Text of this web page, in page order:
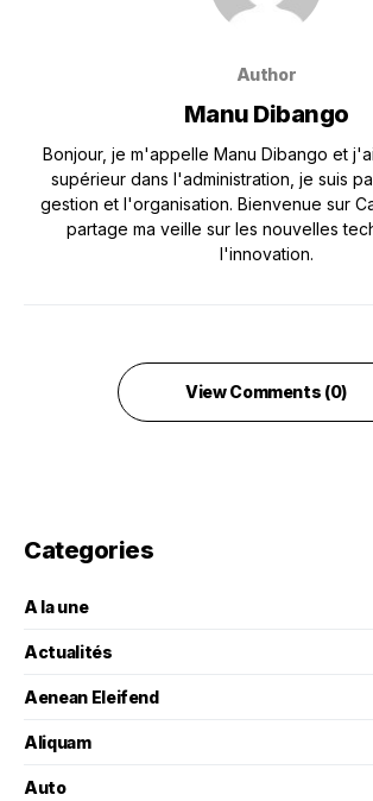
Author
Manu Dibango
Bonjour, je m'appelle Manu Dibango et
supérieur dans l'administration, je suis
gestion et l'organisation. Bienvenue sur
partage ma veille sur les nouvelles
l'innovation.
View Comments (0)
Categories
A la une
Actualités
Aenean Eleifend
Aliquam
Auto